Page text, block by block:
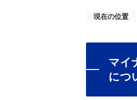
現在の位置
マイ
につ